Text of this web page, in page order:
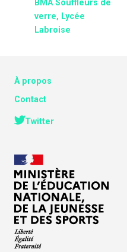
BMA Souffleurs de
verre, Lycée
Labroise
À propos
Contact
Twitter